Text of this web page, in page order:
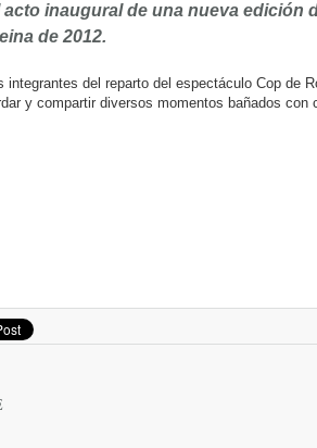
inaugural de una nueva edición
de 2012.
integrantes del reparto del espectáculo Cop de
y compartir diversos momentos bañados